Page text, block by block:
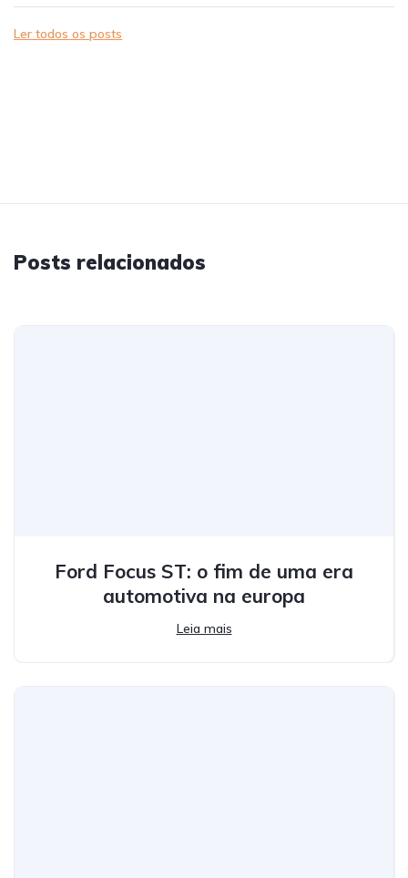
Ler todos os posts
Posts relacionados
Ford Focus ST: o fim de uma era
automotiva na europa
Leia mais